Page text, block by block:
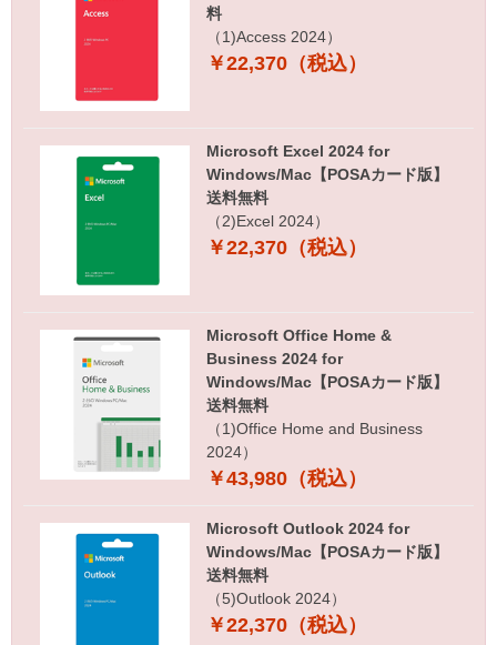
料
（1)Access 2024）
￥22,370（税込）
Microsoft Excel 2024 for
Windows/Mac【POSAカード版】
送料無料
（2)Excel 2024）
￥22,370（税込）
Microsoft Office Home &
Business 2024 for
Windows/Mac【POSAカード版】
送料無料
（1)Office Home and Business
2024）
￥43,980（税込）
Microsoft Outlook 2024 for
Windows/Mac【POSAカード版】
送料無料
（5)Outlook 2024）
￥22,370（税込）